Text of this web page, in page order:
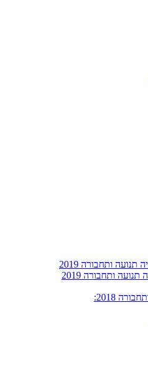
ותחבורה 2019
ותחבורה 2019
2018: